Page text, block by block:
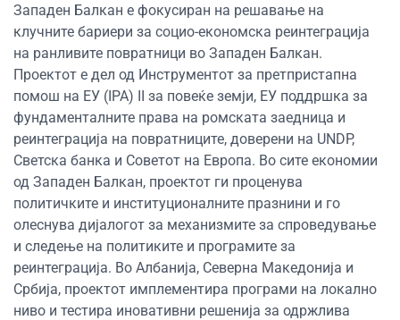
Западен Балкан е фокусиран на решавање на
клучните бариери за социо-економска реинтеграција
на ранливите повратници во Западен Балкан.
Проектот е дел од Инструментот за претпристапна
помош на ЕУ (IPA) II за повеќе земји, ЕУ поддршка за
фундаменталните права на ромската заедница и
реинтеграција на повратниците, доверени на UNDP,
Светска банка и Советот на Европа. Во сите економии
од Западен Балкан, проектот ги проценува
политичките и институционалните празнини и го
олеснува дијалогот за механизмите за спроведување
и следење на политиките и програмите за
реинтеграција. Во Албанија, Северна Македонија и
Србија, проектот имплементира програми на локално
ниво и тестира иновативни решенија за одржлива